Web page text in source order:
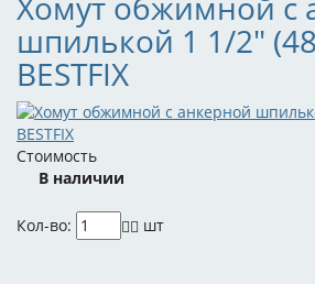
шпилькой 1 1/2"
BESTFIX
Стоимость
В наличии
Кол-во:
шт